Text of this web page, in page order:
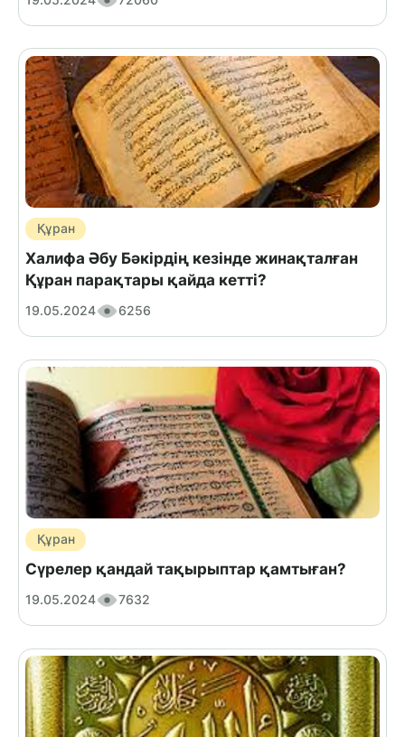
Құран
Халифа Әбу Бәкірдің кезінде жинақталған
Құран парақтары қайда кетті?
19.05.2024 6256
Құран
Сүрелер қандай тақырыптар қамтыған?
19.05.2024 7632